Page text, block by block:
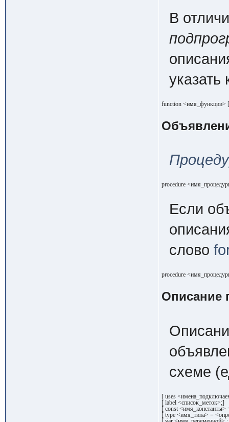
В
function <имя_функции>
procedure
Если
слово
procedure
Описание
схеме
[ uses
[ label <список_меток>;]
[ const <имя_константы>
[ type <имя_типа> =